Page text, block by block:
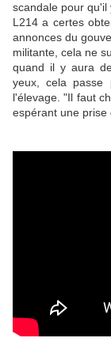
scandale pour qu'il
L214 a certes
annonces du
militante, cela ne
quand il y aura
yeux, cela
l'élevage. "Il faut
espérant une prise